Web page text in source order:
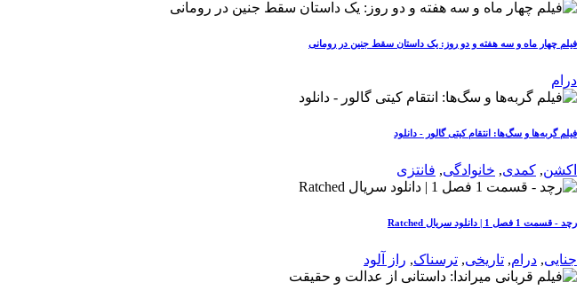
فیلم چهار ماه و سه هفته و دو روز: یک داستان سقط جنین در رومانی
درام
فیلم گربه‌ها و سگ‌ها: انتقام کیتی گالور - دانلود
اکشن, کمدی, خانوادگی, فانتزی
رچد - قسمت 1 فصل 1 | دانلود سریال Ratched
جنایی, درام, تاریخی, ترسناک, راز آلود